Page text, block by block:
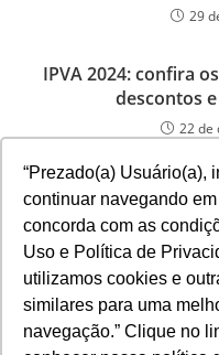
“Prezado(a) Usuário(a),
continuar navegando
concorda com as
Uso e Política de
utilizamos cookies e
similares para uma
navegação.” Clique no
29
IPVA 2024: confira
descontos
22 de